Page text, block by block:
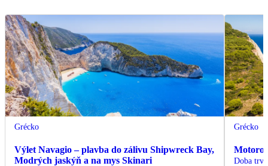
Grécko
Výlet Navagio – plavba do zálivu Shipwreck Bay,
Modrých jaskýň a na mys Skinari
Grécko
Doba